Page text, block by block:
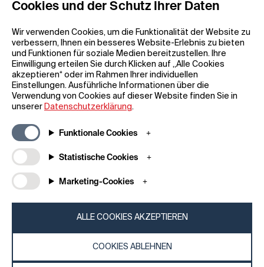
Cookies und der Schutz Ihrer Daten
Wir verwenden Cookies, um die Funktionalität der Website zu
verbessern, Ihnen ein besseres Website-Erlebnis zu bieten
und Funktionen für soziale Medien bereitzustellen. Ihre
Einwilligung erteilen Sie durch Klicken auf „Alle Cookies
akzeptieren“ oder im Rahmen Ihrer individuellen
Einstellungen. Ausführliche Informationen über die
Verwendung von Cookies auf dieser Website finden Sie in
unserer Datenschutzerklärung.
Funktionale Cookies
Statistische Cookies
Marketing-Cookies
COOKIES ABLEHNEN
ALLE COOKIES AKZEPTIEREN
Allgemeine Informationen
FAQ
Allgemeine
Teilnahmebedingungen für
Gewinnspiele
Impressum
Cookie-Richtlinien
Unternehmen
iF Design
© 2026 iF Design